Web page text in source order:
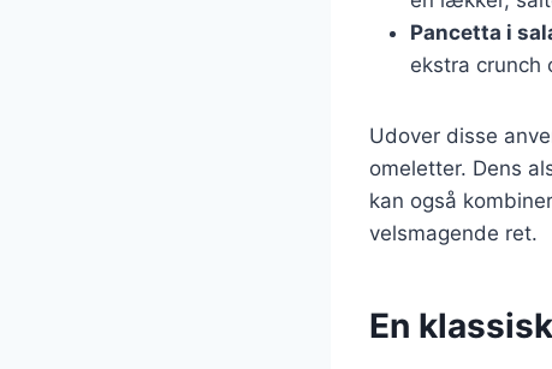
Pancetta i
ekstra crunch
Udover disse
omeletter. Dens
kan også
velsmagende ret.
En